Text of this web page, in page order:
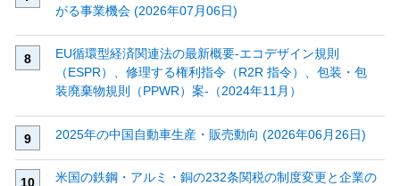
がる事業機会 (2026年07月06日)
EU循環型経済関連法の最新概要‐エコデザイン規則
（ESPR）、修理する権利指令（R2R 指令）、包装・包
装廃棄物規則（PPWR）案‐（2024年11月）
2025年の中国自動車生産・販売動向 (2026年06月26日)
米国の鉄鋼・アルミ・銅の232条関税の制度変更と企業の